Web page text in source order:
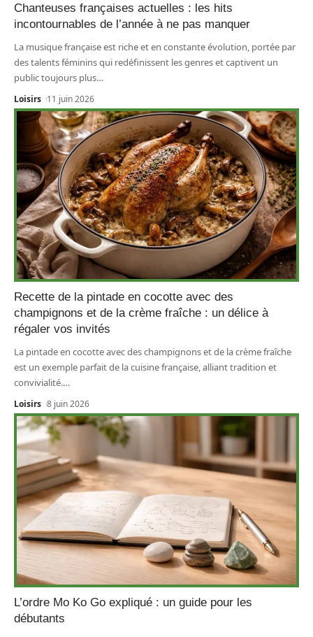
Chanteuses françaises actuelles : les hits
incontournables de l’année à ne pas manquer
La musique française est riche et en constante évolution, portée par
des talents féminins qui redéfinissent les genres et captivent un
public toujours plus…
Loisirs 11 juin 2026
Recette de la pintade en cocotte avec des
champignons et de la crème fraîche : un délice à
régaler vos invités
La pintade en cocotte avec des champignons et de la crème fraîche
est un exemple parfait de la cuisine française, alliant tradition et
convivialité.…
Loisirs 8 juin 2026
L’ordre Mo Ko Go expliqué : un guide pour les
débutants